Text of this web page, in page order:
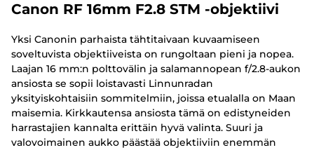
Canon RF 16mm F2.8 STM -objektiivi
Yksi Canonin parhaista tähtitaivaan kuvaamiseen
soveltuvista objektiiveista on rungoltaan pieni ja nopea.
Laajan 16 mm:n polttovälin ja salamannopean f/2.8-aukon
ansiosta se sopii loistavasti Linnunradan
yksityiskohtaisiin sommitelmiin, joissa etualalla on Maan
maisemia. Kirkkautensa ansiosta tämä on edistyneiden
harrastajien kannalta erittäin hyvä valinta. Suuri ja
valovoimainen aukko päästää objektiiviin enemmän